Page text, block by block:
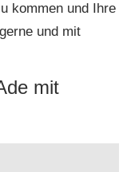
kommen und Ihre
und mit
mit